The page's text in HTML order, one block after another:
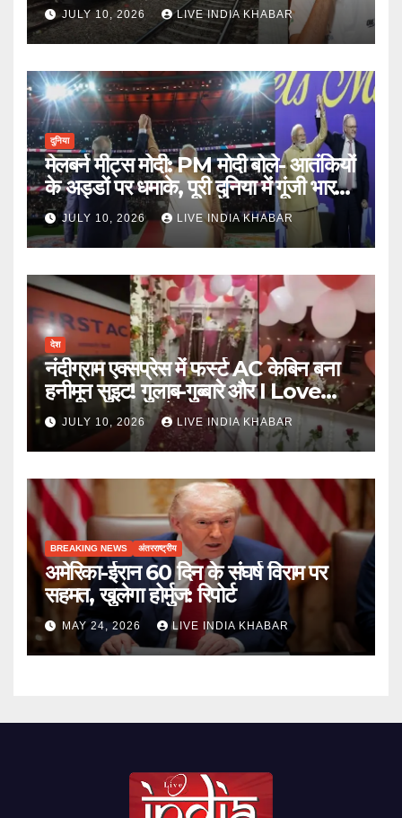
JULY 10, 2026 LIVE INDIA KHABAR
दुनिया
मेलबर्न मीट्स मोदी: PM मोदी बोले- आतंकियों
के अड्डों पर धमाके, पूरी दुनिया में गूंजी भारत
की ताकत
JULY 10, 2026 LIVE INDIA KHABAR
देश
नंदीग्राम एक्सप्रेस में फर्स्ट AC केबिन बना
हनीमून सुइट! गुलाब-गुब्बारे और I Love
You, TTE सस्पेंड
JULY 10, 2026 LIVE INDIA KHABAR
BREAKING NEWS अंतरराष्ट्रीय
अमेरिका-ईरान 60 दिन के संघर्ष विराम पर
सहमत, खुलेगा होर्मुज: रिपोर्ट
MAY 24, 2026 LIVE INDIA KHABAR